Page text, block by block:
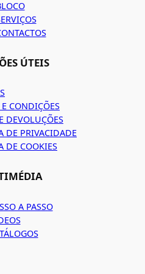
ÚTEIS
CONDIÇÕES
DEVOLUÇÕES
DE PRIVACIDADE
DE COOKIES
A PASSO